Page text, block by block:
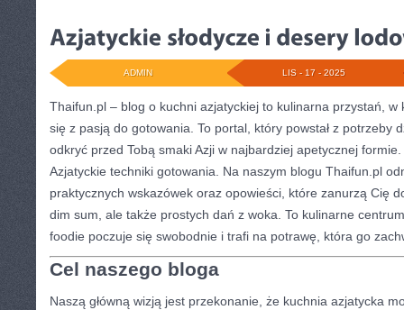
LIS - 17 - 2025
ADMIN
Thaifun.pl – blog o kuchni azjatyckiej to kulinarna przystań, w
się z pasją do gotowania. To portal, który powstał z potrzeby
odkryć przed Tobą smaki Azji w najbardziej apetycznej
Azjatyckie techniki gotowania. Na naszym blogu Thaifun.pl
praktycznych wskazówek oraz opowieści, które zanurzą Cię
dim sum, ale także prostych dań z woka. To kulinarne
foodie poczuje się swobodnie i trafi na potrawę, która go
Cel naszego bloga
Naszą główną wizją jest przekonanie, że kuchnia azjatycka